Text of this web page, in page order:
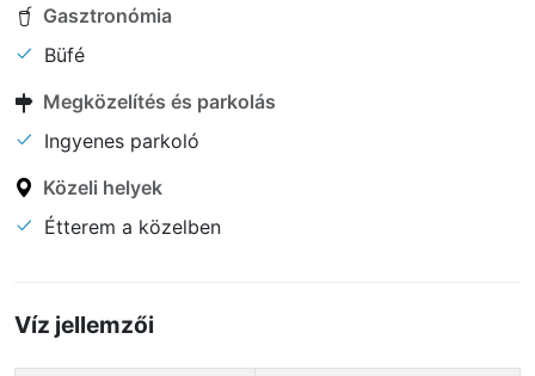
Gasztronómia
Büfé
Megközelítés és parkolás
Ingyenes parkoló
Közeli helyek
Étterem a közelben
Víz jellemzői